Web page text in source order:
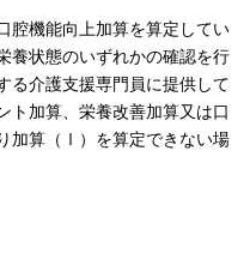
腔機能向上加算を算定してい
養状態のいずれかの確認を行
る介護支援専門員に提供して
加算、栄養改善加算又は口
加算（Ⅰ）を算定できない場